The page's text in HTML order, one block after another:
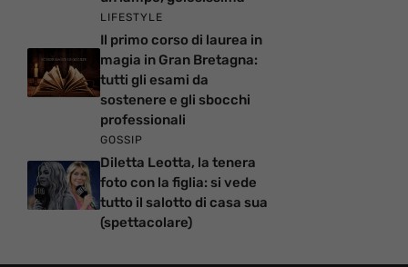
LIFESTYLE
Il primo corso di laurea in
magia in Gran Bretagna:
tutti gli esami da
sostenere e gli sbocchi
professionali
GOSSIP
Diletta Leotta, la tenera
foto con la figlia: si vede
tutto il salotto di casa sua
(spettacolare)